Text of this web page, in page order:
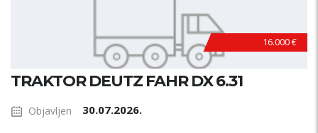
16.000 €
TRAKTOR DEUTZ FAHR DX 6.31
Objavljen 30.07.2026.